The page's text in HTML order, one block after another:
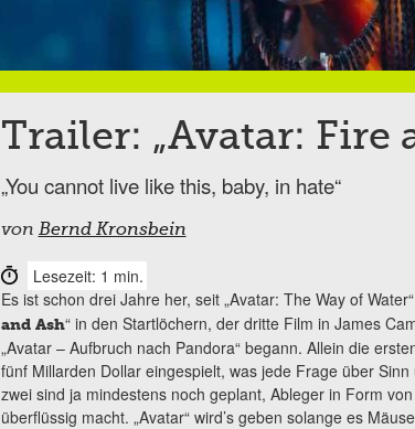
Trailer: „Avatar: Fire
„You cannot live like this, baby, in hate“
von Bernd Kronsbein
Lesezeit: 1 min.
Es ist schon drei Jahre her, seit „Avatar: The Way of
and Ash“ in den Startlöchern, der dritte Film in James
„Avatar – Aufbruch nach Pandora“ begann. Allein die
fünf Millarden Dollar eingespielt, was jede Frage über
zwei sind ja mindestens noch geplant, Ableger in Form
überflüssig macht. „Avatar“ wird’s geben solange es